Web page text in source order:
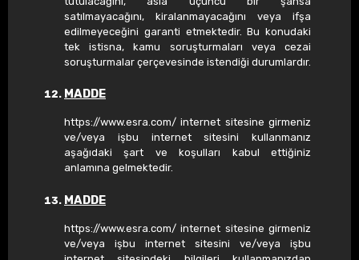
satılmayacağını, kiralanmayacağını veya ifşa
edilmeyeceğini garanti etmektedir. Bu konudaki
tek istisna, kamu soruşturmaları veya cezai
soruşturmalar çerçevesinde istendiği durumlardır.
MADDE
https://www.esra.com/ internet sitesine girmeniz
ve/veya işbu internet sitesini kullanmanız
aşağıdaki şart ve koşulları kabul ettiğiniz
anlamına gelmektedir.
MADDE
https://www.esra.com/ internet sitesine girmeniz
ve/veya işbu internet sitesini ve/veya işbu